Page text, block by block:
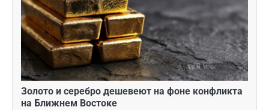
Золото и серебро дешевеют на фоне конфликта
на Ближнем Востоке